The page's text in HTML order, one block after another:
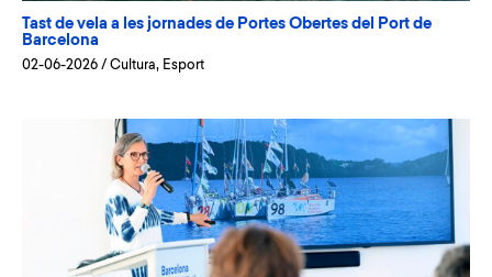
Tast de vela a les jornades de Portes Obertes del Port de
Barcelona
02-06-2026 / Cultura, Esport